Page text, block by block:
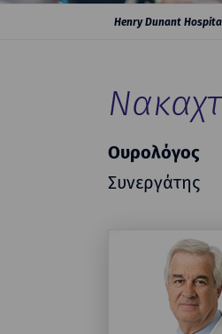
Henry Dunant
Ουρολόγος
Συνεργάτης